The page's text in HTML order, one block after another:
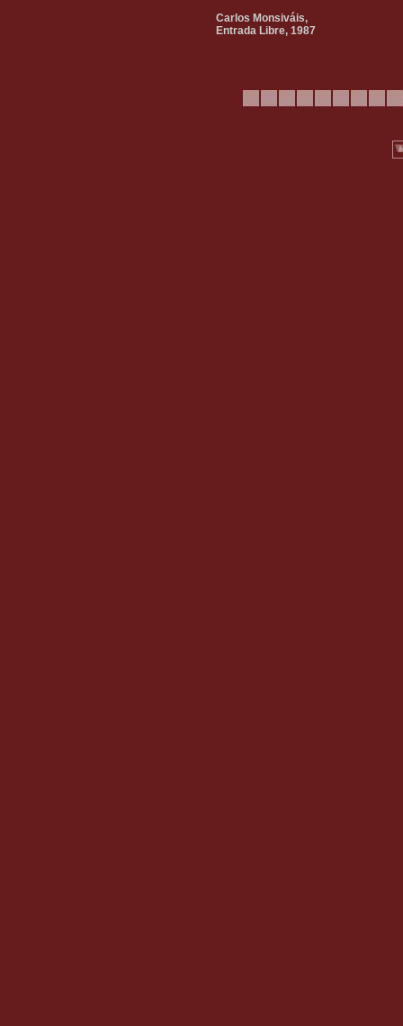
Carlos Monsiváis,
Entrada Libre, 1987